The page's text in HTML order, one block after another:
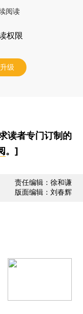
阅读
权限
级
读者专门订制的
。]
责任编辑：徐和谦
版面编辑：刘春辉